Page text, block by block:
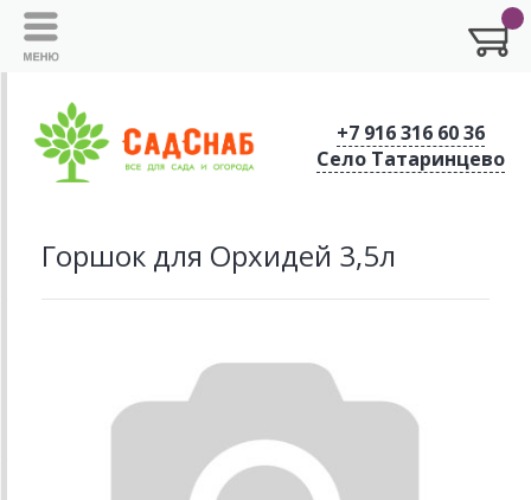
+7 916 316 60 36
Село Татаринцево
Горшок для Орхидей 3,5л